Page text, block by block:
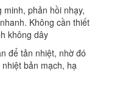
phản hồi nhạy,
Không cần thiết
không dây
để tản nhiệt, nhờ đó
bản mạch, hạ